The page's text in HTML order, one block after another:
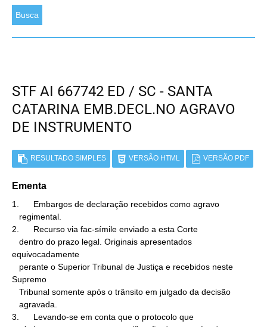
Busca
STF AI 667742 ED / SC - SANTA
CATARINA EMB.DECL.NO AGRAVO
DE INSTRUMENTO
RESULTADO SIMPLES VERSÃO HTML VERSÃO PDF
Ementa
1.      Embargos de declaração recebidos como agravo
2.      Recurso via fac-símile enviado a esta Corte
equivocadamente
Supremo
3.      Levando-se em conta que o protocolo que